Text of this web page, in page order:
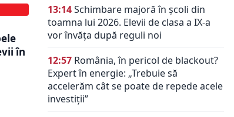
în
13:14Schimbare majoră în școli din
toamna lui 2026. Elevii de clasa a IX-a
vor învăța după reguli noi
12:57 România, în pericol de blackout?
Expert în energie: „Trebuie să
accelerăm cât se poate de repede acele
investiții”